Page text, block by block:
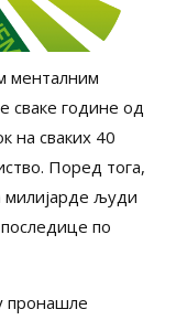
менталним
сваке године од
на сваких 40
Поред тога,
милијарде људи
по
пронашле